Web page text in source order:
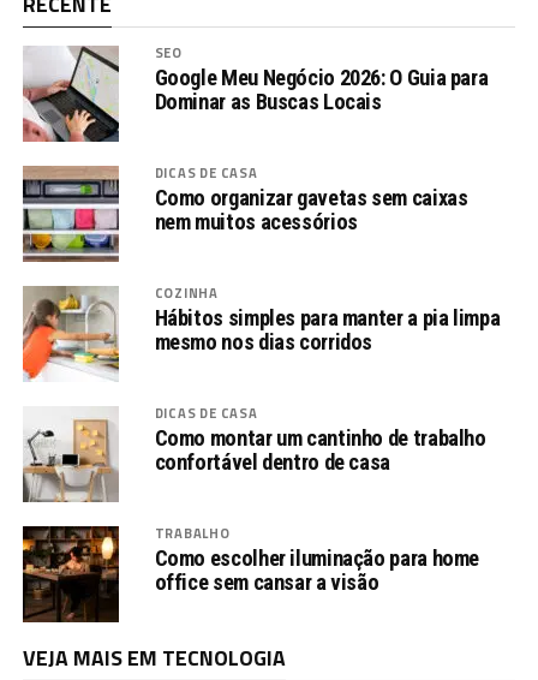
SEO
Google Meu Negócio 2026: O Guia para
Dominar as Buscas Locais
DICAS DE CASA
Como organizar gavetas sem caixas
nem muitos acessórios
COZINHA
Hábitos simples para manter a pia limpa
mesmo nos dias corridos
DICAS DE CASA
Como montar um cantinho de trabalho
confortável dentro de casa
TRABALHO
Como escolher iluminação para home
office sem cansar a visão
VEJA MAIS EM TECNOLOGIA